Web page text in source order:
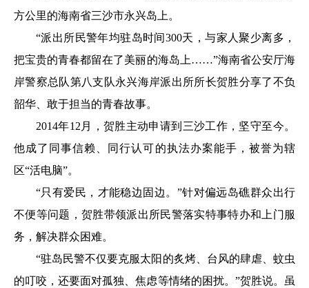
方公里的海南省三沙市永兴岛上。
“派出所民警年均驻岛时间300天，与家人聚少离多，
把宝贵的青春都留在了美丽的海岛上……”海南省公安厅海
岸警察总队第八支队永兴海岸派出所所长贺胜分享了不负
韶华、敢于担当的青春故事。
2014年12月，贺胜主动申请到三沙工作，坚守至今。
他成了同事信赖、同行认可的执法办案能手，被誉为辖
区“活电脑”。
“只有爱民，才能稳边固边。”针对偏远岛礁群众出行
不便等问题，贺胜带领派出所民警落实特事特办和上门服
务，解决群众困难。
“驻岛民警不仅要克服太阳的炙烤、台风的肆虐、蚊虫
的叮咬，还要面对孤独、焦虑等情绪的困扰。”贺胜说。虽